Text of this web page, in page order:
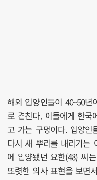
해외 입양인들이 40~50
로 겹친다. 이들에게 한국
고 가는 구멍이다. 입양인
다시 새 뿌리를 내리기는
에 입양됐던 요한(48) 씨
또렷한 의사 표현을 보면